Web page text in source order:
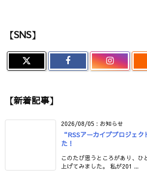
【SNS】
【新着記事】
2026/08/05 : お知らせ
“RSSアーカイブプロジェ
た！
このたび思うところがあり、ひ
上げてみました。 私が201 ...